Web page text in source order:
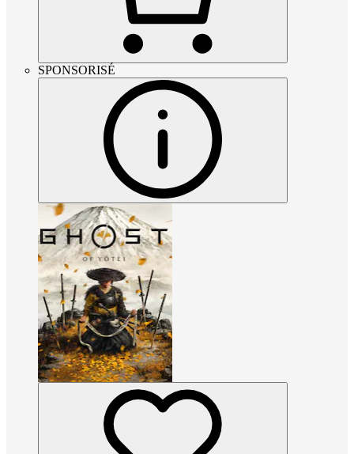
SPONSORISÉ